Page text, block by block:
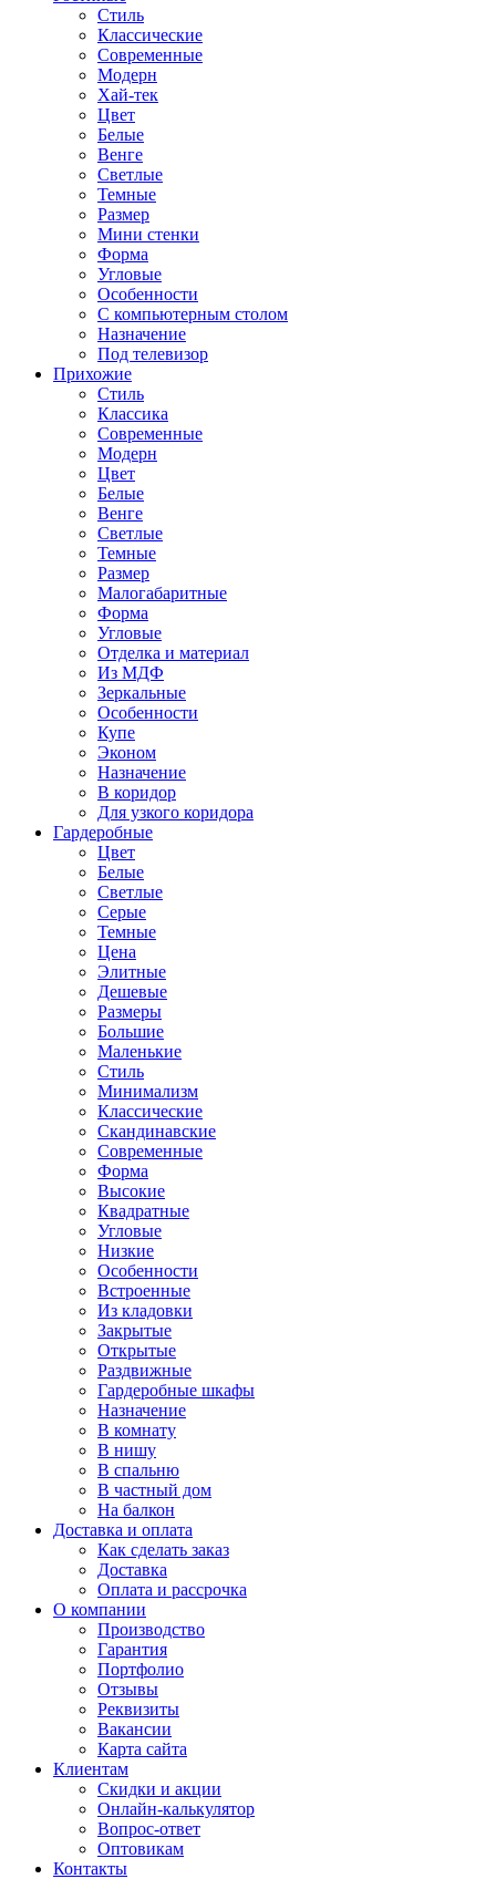
Стиль
Классические
Современные
Модерн
Хай-тек
Цвет
Белые
Венге
Светлые
Темные
Размер
Мини стенки
Форма
Угловые
Особенности
С компьютерным столом
Назначение
Под телевизор
Прихожие
Стиль
Классика
Современные
Модерн
Цвет
Белые
Венге
Светлые
Темные
Размер
Малогабаритные
Форма
Угловые
Отделка и материал
Из МДФ
Зеркальные
Особенности
Купе
Эконом
Назначение
В коридор
Для узкого коридора
Гардеробные
Цвет
Белые
Светлые
Серые
Темные
Цена
Элитные
Дешевые
Размеры
Большие
Маленькие
Стиль
Минимализм
Классические
Скандинавские
Современные
Форма
Высокие
Квадратные
Угловые
Низкие
Особенности
Встроенные
Из кладовки
Закрытые
Открытые
Раздвижные
Гардеробные шкафы
Назначение
В комнату
В нишу
В спальню
В частный дом
На балкон
Доставка и оплата
Как сделать заказ
Доставка
Оплата и рассрочка
О компании
Производство
Гарантия
Портфолио
Отзывы
Реквизиты
Вакансии
Карта сайта
Клиентам
Скидки и акции
Онлайн-калькулятор
Вопрос-ответ
Оптовикам
Контакты